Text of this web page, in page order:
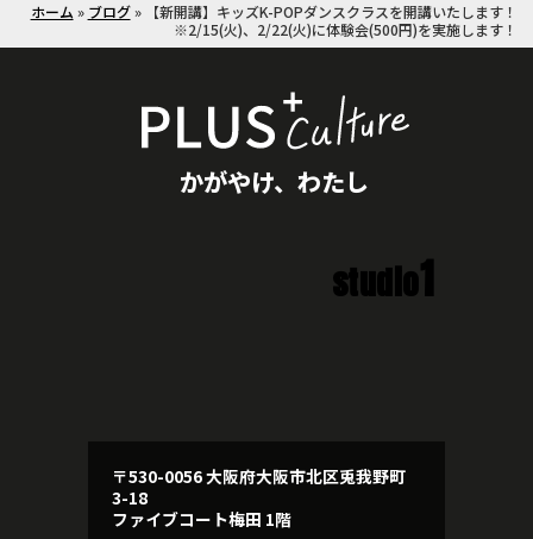
ホーム » ブログ»
【新開講】キッズK-POPダンスクラスを開講いたします！
※2/15(火)、2/22(火)に体験会(500円)を実施します！
かがやけ、わたし
studio1
〒530-0056 大阪府大阪市北区兎我野町
3-18
ファイブコート梅田 1階